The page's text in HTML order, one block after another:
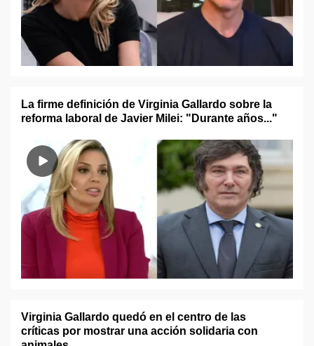
La firme definición de Virginia Gallardo sobre la
reforma laboral de Javier Milei: "Durante años..."
Virginia Gallardo quedó en el centro de las
críticas por mostrar una acción solidaria con